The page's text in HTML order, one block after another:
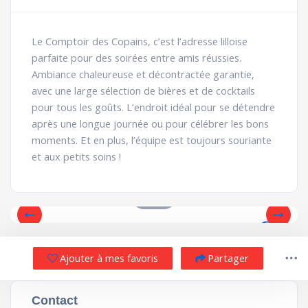
Le Comptoir des Copains, c’est l’adresse lilloise
parfaite pour des soirées entre amis réussies.
Ambiance chaleureuse et décontractée garantie,
avec une large sélection de bières et de cocktails
pour tous les goûts. L’endroit idéal pour se détendre
après une longue journée ou pour célébrer les bons
moments. Et en plus, l’équipe est toujours souriante
et aux petits soins !
Ajouter à mes favoris Partager
Contact